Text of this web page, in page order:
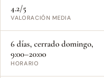
4.2/5
VALORACIÓN MEDIA
6 días, cerrado domingo,
9:00–20:00
HORARIO